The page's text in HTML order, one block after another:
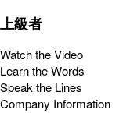
上級者
Watch the Video
Learn the Words
Speak the Lines
Company Information